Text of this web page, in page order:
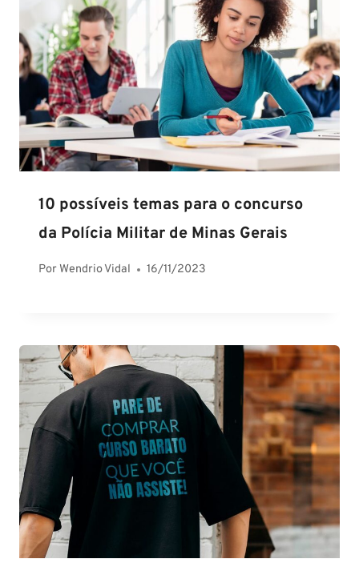
10 possíveis temas para o concurso
da Polícia Militar de Minas Gerais
PorWendrio Vidal 16/11/2023